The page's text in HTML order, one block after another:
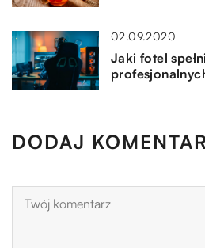
02.09.2020
Jaki fotel
DODAJ